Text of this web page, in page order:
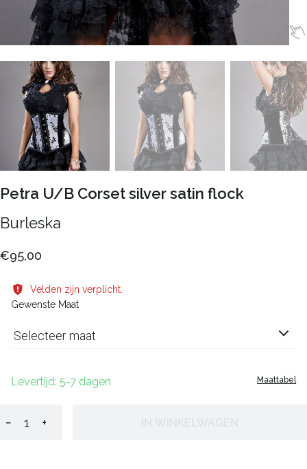
Petra U/B Corset silver satin flock
Burleska
€95,00
Velden zijn verplicht.
Gewenste Maat
Selecteer maat
Maattabel
Levertijd: 5-7 dagen
− +